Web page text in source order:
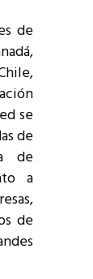
de
se
de
de
a
de